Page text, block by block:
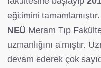
eğitimini tamamlamıştır.
NEÜ Meram Tıp
uzmanlığını almıştır.
devam ederek çok